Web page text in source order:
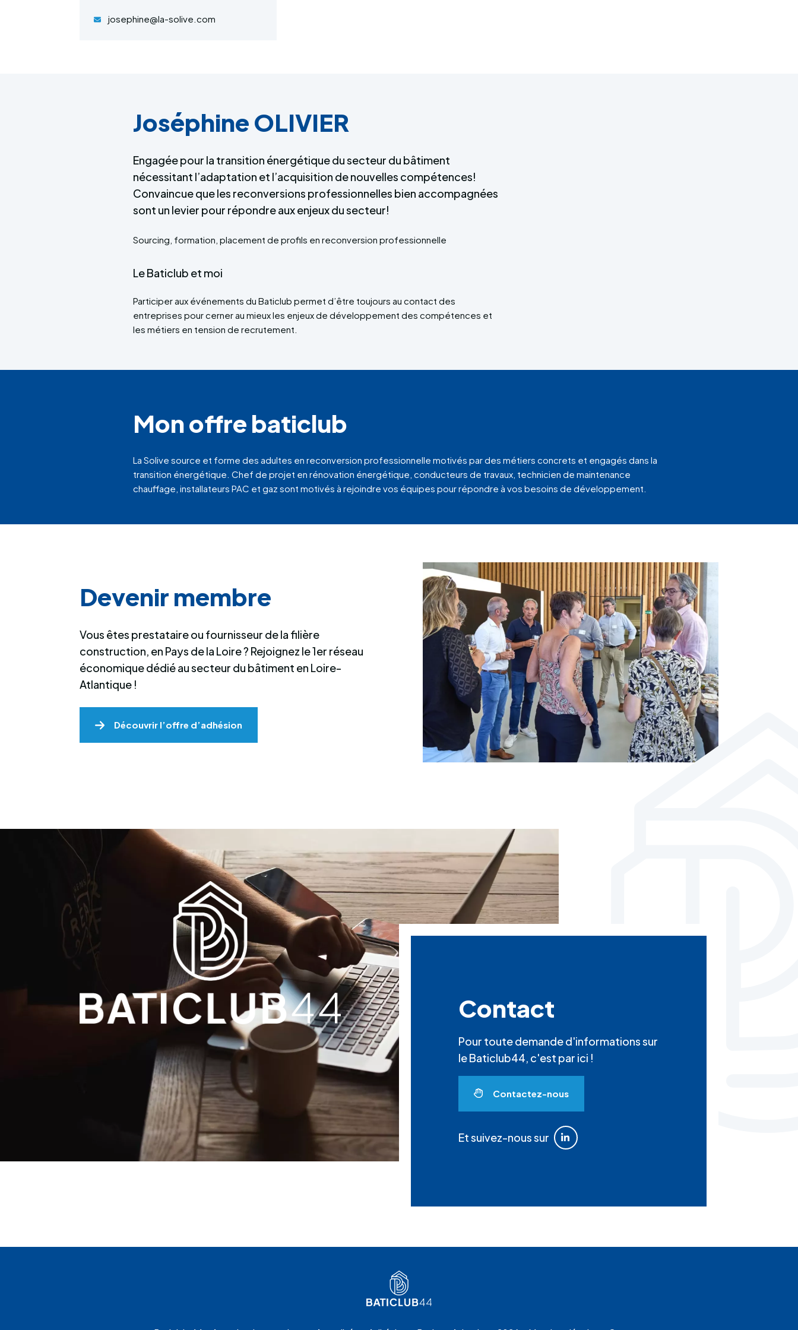
josephine@la-solive.com
Joséphine OLIVIER
Engagée pour la transition énergétique du secteur du bâtiment
nécessitant l’adaptation et l’acquisition de nouvelles compétences!
Convaincue que les reconversions professionnelles bien accompagnées
sont un levier pour répondre aux enjeux du secteur!
Sourcing, formation, placement de profils en reconversion professionnelle
Le Baticlub et moi
Participer aux événements du Baticlub permet d’être toujours au contact des
entreprises pour cerner au mieux les enjeux de développement des compétences et
les métiers en tension de recrutement.
Mon offre baticlub
La Solive source et forme des adultes en reconversion professionnelle motivés par des métiers concrets et engagés dans la
transition énergétique. Chef de projet en rénovation énergétique, conducteurs de travaux, technicien de maintenance
chauffage, installateurs PAC et gaz sont motivés à rejoindre vos équipes pour répondre à vos besoins de développement.
Devenir membre
Vous êtes prestataire ou fournisseur de la filière
construction, en Pays de la Loire ? Rejoignez le 1er réseau
économique dédié au secteur du bâtiment en Loire-
Atlantique !
Découvrir l’offre d’adhésion
Contact
Pour toute demande d'informations sur
le Baticlub44, c'est par ici !
Contactez-nous
Et suivez-nous sur